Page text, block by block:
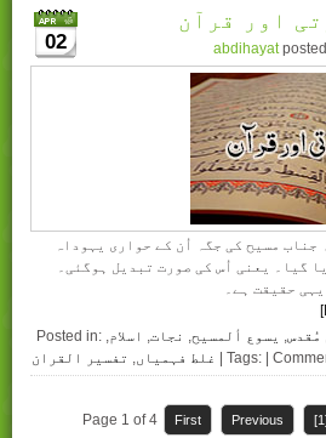
02
اور قرآن
abdihayat
جناب مسیح کی جگہ اُن کے حواری یہوداہ
گیا۔ یعنی اُس کی صورت تبدیل ہوگئی۔
حقیقت ہے۔
Posted in:
مُقدس, یسوع ألمسیح, نجات, اسلام,
غلط فہمیاں, تفسیر القران | Tags: |
Page 1 of 4 First Previous [1]